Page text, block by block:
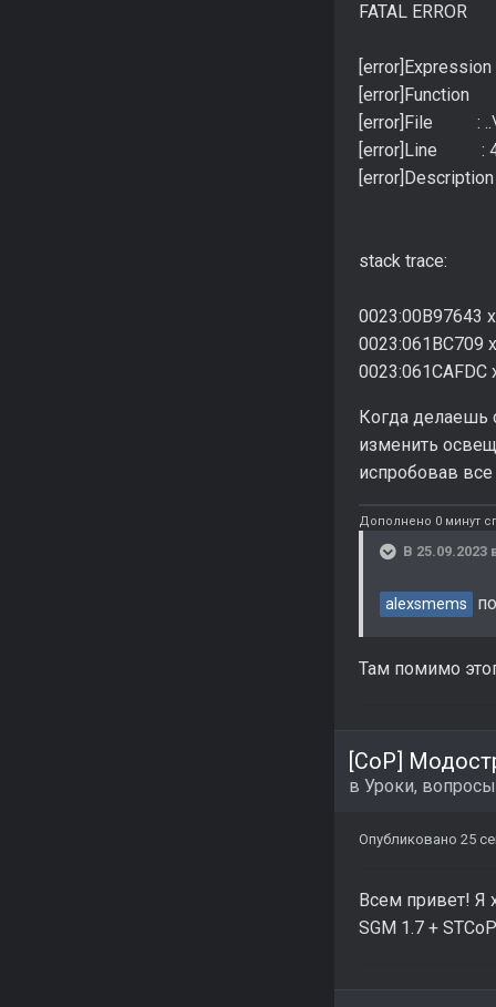
FATAL ERROR
[error]Function :
[error]File :
[error]Line :
stack trace:
0023:00B97643
0023:061BC709
0023:061CAFDC
Когда делаешь
изменить
испробовав
Дополнено 0 минут
В 25.09.2023
alexsmems
Там помимо
[CoP]
в Уроки,
Опубликовано 25
Всем привет! Я
SGM 1.7 +